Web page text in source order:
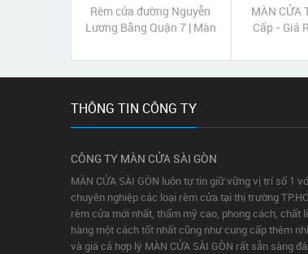
Rèm cửa đường Nguyễn
Lương Bằng Quận 7 | Màn
Quận 7 Tp HCM
MÀN CỬA
Cấp - Giá
THÔNG TIN CÔNG TY
CÔNG TY MÀN CỬA SÀI GÒN
MÀN CỬA SÀI GÒN luôn tự tin giữ vững vị trí số 1
chuyên nghiệp các loại rèm cửa tại thị trường
rèm cửa mới nhất, thẩm mỹ cao, phong cách, chất
hàng một cách tốt nhất cũng như cung cấp thêm
và giá cả hợp lý MÀN CỬA SÀI GÒN rất sẵn sàng